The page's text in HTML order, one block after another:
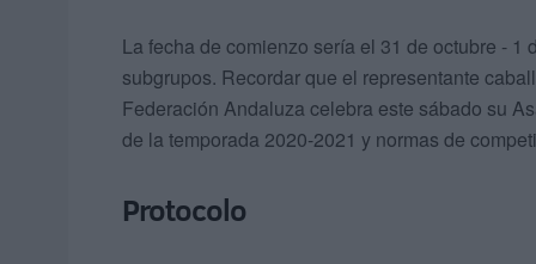
La fecha de comienzo sería el 31 de octubre -
subgrupos. Recordar que el representante
Federación Andaluza celebra este sábado su
de la temporada 2020-2021 y normas de
Protocolo